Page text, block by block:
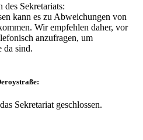
Sekretariats:
kann es zu Abweichungen von
Wir empfehlen daher, vor
anzufragen, um
da sind.
Sekretariat geschlossen.